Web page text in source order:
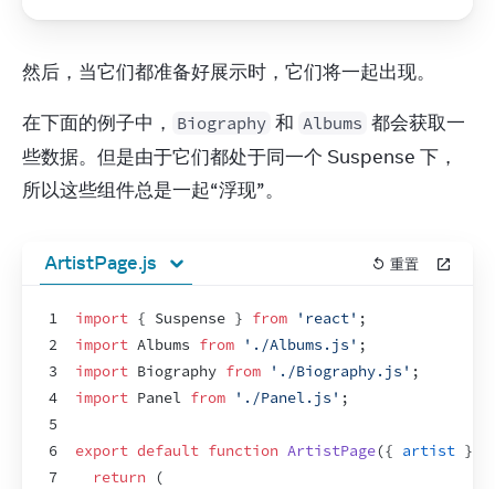
然后，当它们都准备好展示时，它们将一起出现。
在下面的例子中， Biography 和 Albums 都会获取一
些数据。但是由于它们都处于同一个 Suspense 下，
所以这些组件总是一起“浮现”。
ArtistPage.js 重置
1
2
3
4
5
6
7
import { Suspense } from 'react' ;
import Albums from './Albums.js' ;
import Biography from './Biography.js' ;
import Panel from './Panel.js' ;
export default function ArtistPage({ artist }
return
(